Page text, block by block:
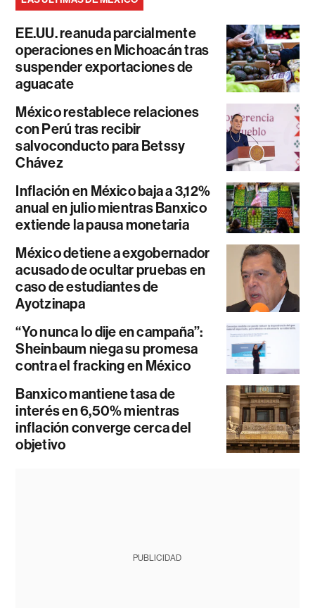
EE.UU. reanuda parcialmente
operaciones en Michoacán tras
suspender exportaciones de
aguacate
México restablece relaciones
con Perú tras recibir
salvoconducto para Betssy
Chávez
Inflación en México baja a 3,12%
anual en julio mientras Banxico
extiende la pausa monetaria
México detiene a exgobernador
acusado de ocultar pruebas en
caso de estudiantes de
Ayotzinapa
“Yo nunca lo dije en campaña”:
Sheinbaum niega su promesa
contra el fracking en México
Banxico mantiene tasa de
interés en 6,50% mientras
inflación converge cerca del
objetivo
PUBLICIDAD